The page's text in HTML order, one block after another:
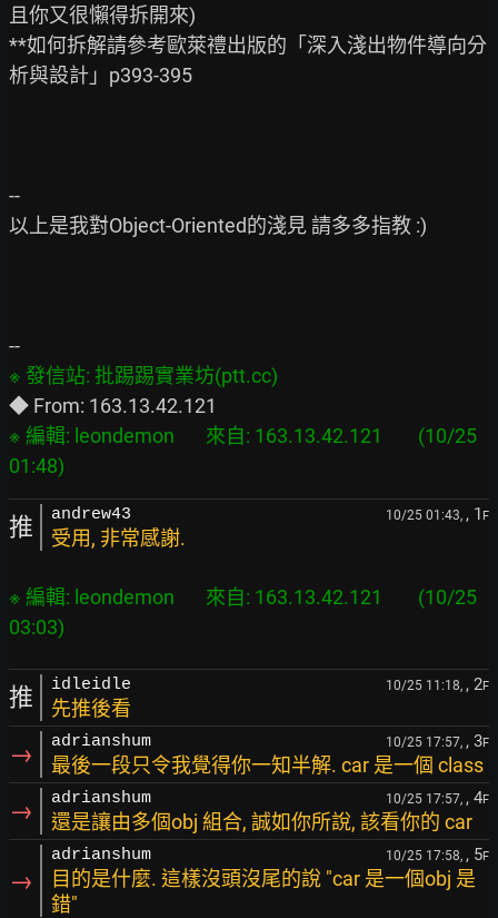
且你又很懶得拆開來)
**如何拆解請參考歐萊禮出版的「深入淺出物件導向分
析與設計」p393-395
--
以上是我對Object-Oriented的淺見 請多多指教 :)
※ 編輯: leondemon       來自: 163.13.42.121        (10/25
推 andrew43 10/25 01:43, , 1 F
受用, 非常感謝.
※ 編輯: leondemon       來自: 163.13.42.121        (10/25
推 idleidle 10/25 11:18, , 2F
先推後看
→ adrianshum 10/25 17:57, , 3F
最後一段只令我覺得你一知半解. car 是一個 class
→ adrianshum 10/25 17:57, , 4F
還是讓由多個obj 組合, 誠如你所說, 該看你的 car
→
adrianshum 10/25 17:58, , 5F
目的是什麼. 這樣沒頭沒尾的說 "car 是一個obj 是
錯"